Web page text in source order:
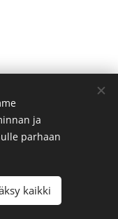
/ All rights
ja
parhaan
kaikki